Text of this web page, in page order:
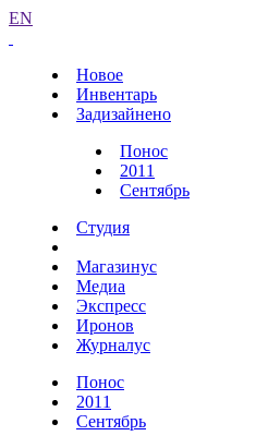
EN
Новое
Инвентарь
Задизайнено
Понос
2011
Сентябрь
Студия
Магазинус
Медиа
Экспресс
Иронов
Журналус
Понос
2011
Сентябрь